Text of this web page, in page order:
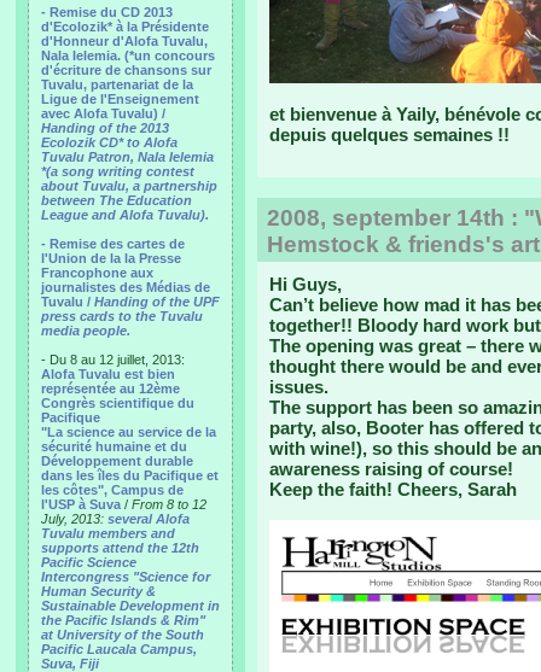
- Remise du CD 2013
d'Ecolozik* à la Présidente
d'Honneur d'Alofa Tuvalu,
Nala Ielemia. (*un concours
d'écriture de chansons sur
Tuvalu, partenariat de la
Ligue de l'Enseignement
avec Alofa Tuvalu) /
Handing of the 2013
Ecolozik CD* to Alofa
Tuvalu Patron, Nala Ielemia
*(a song writing contest
about Tuvalu, a partnership
between The Education
League and Alofa Tuvalu).
- Remise des cartes de
l'Union de la la Presse
Francophone aux
journalistes des Médias de
Tuvalu / Handing of the UPF
press cards to the Tuvalu
media people.
- Du 8 au 12 juillet, 2013:
Alofa Tuvalu est bien
représentée au 12ème
Congrès scientifique du
Pacifique
"La science au service de la
sécurité humaine et du
Développement durable
dans les îles du Pacifique et
les côtes", Campus de
l'USP à Suva / From 8 to 12
July, 2013: several Alofa
Tuvalu members and
supports attend the 12th
Pacific Science
Intercongress "Science for
Human Security &
Sustainable Development in
the Pacific Islands & Rim"
at University of the South
Pacific Laucala Campus,
Suva, Fiji
et bienvenue à Yaily, bénévole
depuis quelques semaines !!
2008, september 14th :
Hemstock & friends's
Hi Guys,
Can’t believe how mad it has
together!! Bloody hard work
The opening was great – there
thought there would be and
issues.
The support has been so
party, also, Booter has offered
with wine!), so this should be
awareness raising of course!
Keep the faith! Cheers, Sarah